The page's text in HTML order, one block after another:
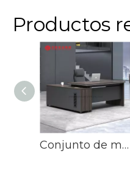
recepción.
Productos
Conjunto de muebles de oficina ejecutiva Escritorio moderno CEO Boss Manager Director Escritorio de oficina ejecutiva